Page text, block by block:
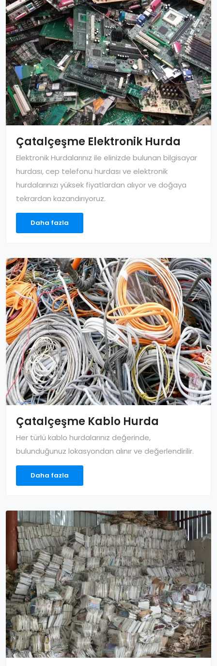
Çatalçeşme Elektronik Hurda
Elektronik Hurdalarınız ile elinizde bulunan bilgisayar
hurdası, cep telefonu hurdası ve elektronik
hurdalarınızı yüksek fiyatlardan alıyor ve doğaya
tekrardan kazandırıyoruz.
Daha fazla
Çatalçeşme Kablo Hurda
Her türlü kablo hurdalarınız değerinde,
bulunduğunuz lokasyondan alınır ve değerlendirilir.
Daha fazla